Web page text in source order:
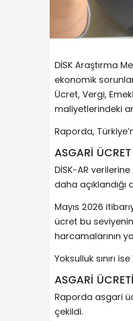
DİSK Araştırma
ekonomik
Ücret, Vergi,
maliyetlerindeki
Raporda,
ASGARİ
DİSK-AR
daha açıklandığı
Mayıs 2026
ücret bu
harcamalarının
Yoksulluk sınırı
ASGARİ
Raporda asgari
çekildi.